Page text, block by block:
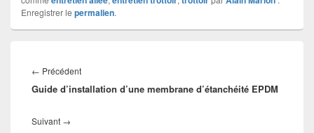
Enregistrer le permalien.
de
l’article
← PrécédentArticle
précédent :
Guide d’installation d’une membrane d’étanchéité EPDM
Suivant →